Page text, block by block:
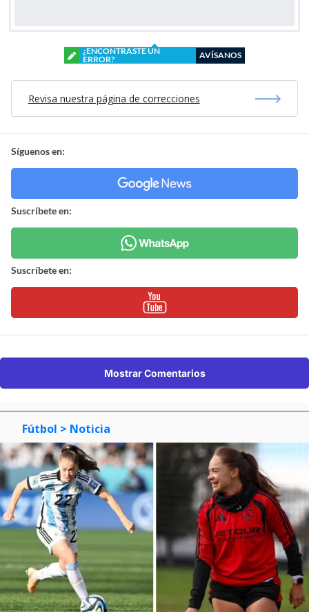
¿ENCONTRASTE UN
ERROR?
AVÍSANOS
Revisa nuestra página de correcciones
Síguenos en:
Suscríbete en:
Suscríbete en:
Mostrar Comentarios
Fútbol > Noticia